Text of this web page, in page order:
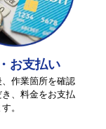
お支払い
作業箇所を確認
、料金をお支払
。